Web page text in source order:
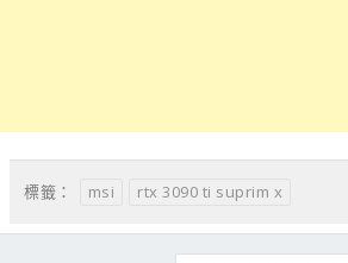
標籤： msi rtx 3090 ti suprim x